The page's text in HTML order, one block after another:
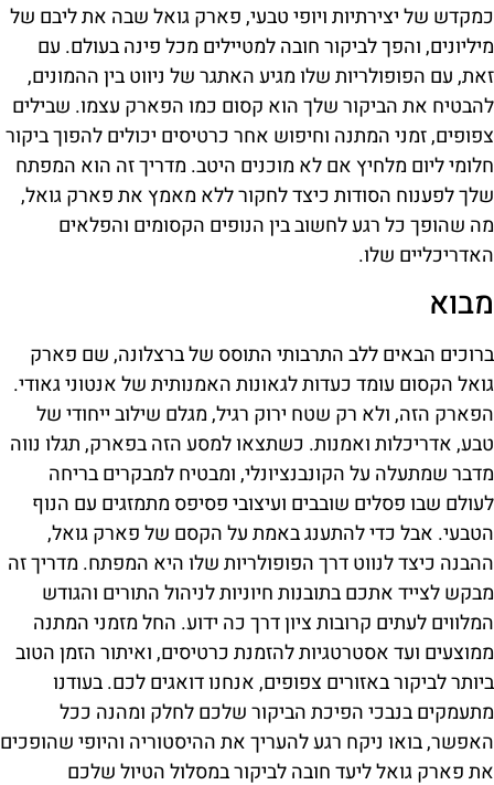
כמקדש של יצירתיות ויופי טבעי, פארק גואל שבה את ליבם של
מיליונים, והפך לביקור חובה למטיילים מכל פינה בעולם. עם
זאת, עם הפופולריות שלו מגיע האתגר של ניווט בין ההמונים,
להבטיח את הביקור שלך הוא קסום כמו הפארק עצמו. שבילים
צפופים, זמני המתנה וחיפוש אחר כרטיסים יכולים להפוך ביקור
חלומי ליום מלחיץ אם לא מוכנים היטב. מדריך זה הוא המפתח
שלך לפענוח הסודות כיצד לחקור ללא מאמץ את פארק גואל,
מה שהופך כל רגע לחשוב בין הנופים הקסומים והפלאים
האדריכליים שלו.
מבוא
ברוכים הבאים ללב התרבותי התוסס של ברצלונה, שם פארק
גואל הקסום עומד כעדות לגאונות האמנותית של אנטוני גאודי.
הפארק הזה, ולא רק שטח ירוק רגיל, מגלם שילוב ייחודי של
טבע, אדריכלות ואמנות. כשתצאו למסע הזה בפארק, תגלו נווה
מדבר שמתעלה על הקונבנציונלי, ומבטיח למבקרים בריחה
לעולם שבו פסלים שובבים ועיצובי פסיפס מתמזגים עם הנוף
הטבעי. אבל כדי להתענג באמת על הקסם של פארק גואל,
ההבנה כיצד לנווט דרך הפופולריות שלו היא המפתח. מדריך זה
מבקש לצייד אתכם בתובנות חיוניות לניהול התורים והגודש
המלווים לעתים קרובות ציון דרך כה ידוע. החל מזמני המתנה
ממוצעים ועד אסטרטגיות להזמנת כרטיסים, ואיתור הזמן הטוב
ביותר לביקור באזורים צפופים, אנחנו דואגים לכם. בעודנו
מתעמקים בנבכי הפיכת הביקור שלכם לחלק ומהנה ככל
האפשר, בואו ניקח רגע להעריך את ההיסטוריה והיופי שהופכים
את פארק גואל ליעד חובה לביקור במסלול הטיול שלכם